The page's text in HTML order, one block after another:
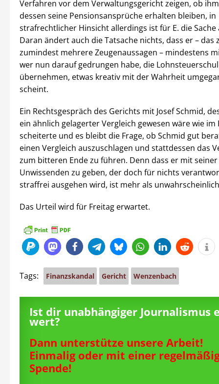
Verfahren vor dem Verwaltungsgericht zeigen, ob
dessen seine Pensionsansprüche erhalten bleiben, in
strafrechtlicher Hinsicht allerdings ist für E. die Sache
Daran ändert auch die Tatsache nichts, dass er – das
zumindest mehrere Zeugenaussagen – mindestens
wer nun darauf gedrungen habe, die
übernehmen, etwas kreativ mit der Wahrheit
scheint.
Ein Rechtsgespräch des Gerichts mit Josef Schmid,
ein ähnlich gelagerter Vergleich gewesen wäre wie im
scheiterte und es bleibt die Frage, ob Schmid gut
einen Vergleich auszuschlagen und stattdessen das
zum bitteren Ende zu führen. Denn dass er mit seiner
Unwissenden zu geben, der doch für nichts
straffrei ausgehen wird, ist mehr als
Das Urteil wird für Freitag erwartet.
Tags: Finanzskandal Gericht Wenzenbach
Ist dir unabhängiger Journalismus
wert?
Dann unterstütze unsere Arbeit!
Einmalig oder mit einer
Spende!